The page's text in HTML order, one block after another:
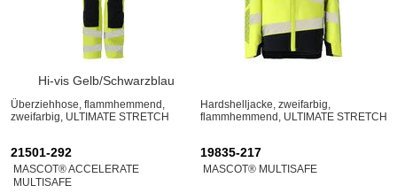
Hi-vis Gelb/Schwarzblau
Überziehhose, flammhemmend,
zweifarbig, ULTIMATE STRETCH
Hardshelljacke, zweifarbig,
flammhemmend, ULTIMATE STRETCH
21501-292
MASCOT® ACCELERATE
MULTISAFE
19835-217
MASCOT® MULTISAFE